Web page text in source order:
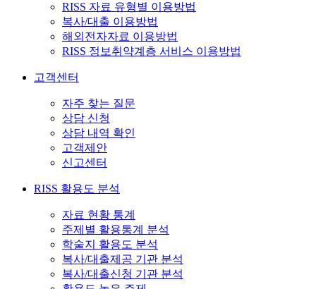
RISS 자료 유형별 이용방법
복사/대출 이용방법
해외전자자료 이용방법
RISS 정보취약계층 서비스 이용방법
고객센터
자주 찾는 질문
상담 신청
상담 내역 확인
고객제안
신고센터
RISS 활용도 분석
자료 현황 통계
주제별 활용통계 분석
학술지 활용도 분석
복사/대출제공 기관 분석
복사/대출신청 기관 분석